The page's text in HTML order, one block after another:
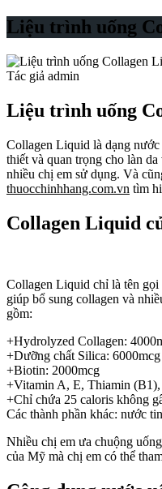
Liệu trình uống
Tác giả admin
Liệu trình uống
Collagen Liquid là dạng
thiết và quan trọng cho làn
nhiều chị em sử dụng. Và
thuocchinhhang.com.vn tìm
Collagen Liquid
Collagen Liquid chỉ là tên
giúp bổ sung collagen và
gồm:
+Hydrolyzed Collagen:
+Dưỡng chất Silica: 6000mcg
+Biotin: 2000mcg
+Vitamin A, E, Thiamin
+Chỉ chứa 25 caloris không
Các thành phần khác: nước
Nhiều chị em ưa chuộng
của Mỹ mà chị em có thể